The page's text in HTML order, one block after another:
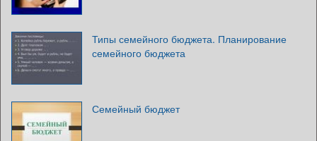
Типы семейного бюджета. Планирование
семейного бюджета
Семейный бюджет